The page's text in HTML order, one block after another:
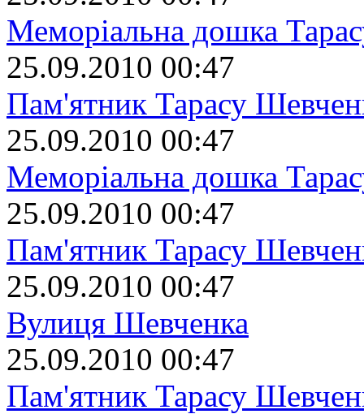
Меморіальна дошка
25.09.2010 00:47
Пам'ятник Тарасу
25.09.2010 00:47
Меморіальна дошка
25.09.2010 00:47
Пам'ятник Тарасу
25.09.2010 00:47
Вулиця Шевченка
25.09.2010 00:47
Пам'ятник Тарасу